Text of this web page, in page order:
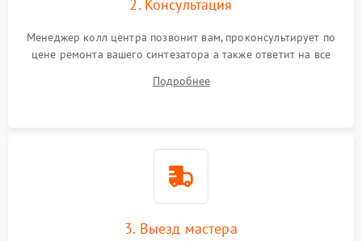
2. Консультация
Менеджер колл центра позвонит вам, проконсультирует по
цене ремонта вашего синтезатора а также ответит на все
Подробнее
3. Выезд мастера